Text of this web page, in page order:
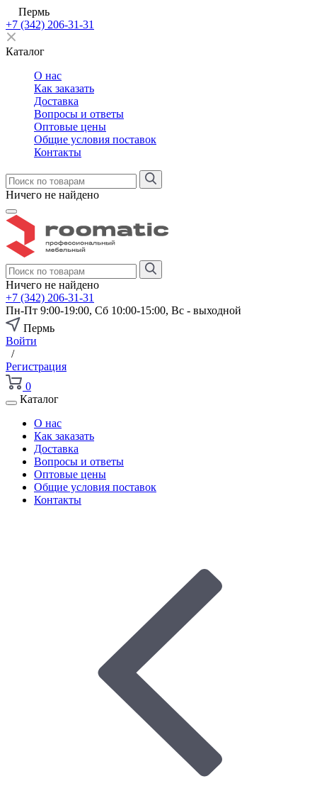
Пермь
+7 (342) 206-31-31
Каталог
О нас
Как заказать
Доставка
Вопросы и ответы
Оптовые цены
Общие условия поставок
Контакты
Ничего не найдено
Ничего не найдено
+7 (342) 206-31-31
Пн-Пт 9:00-19:00, Сб 10:00-15:00, Вс - выходной
Пермь
Войти
/
Регистрация
0
Каталог
О нас
Как заказать
Доставка
Вопросы и ответы
Оптовые цены
Общие условия поставок
Контакты